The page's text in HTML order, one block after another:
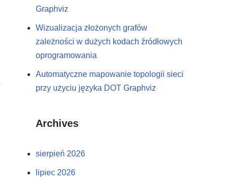
Graphviz
Wizualizacja złożonych grafów
zależności w dużych kodach źródłowych
oprogramowania
Automatyczne mapowanie topologii sieci
przy użyciu języka DOT Graphviz
Archives
sierpień 2026
lipiec 2026